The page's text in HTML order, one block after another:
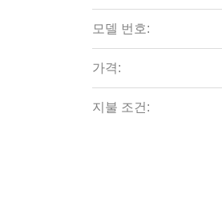
모델 번호:
가격:
지불 조건: